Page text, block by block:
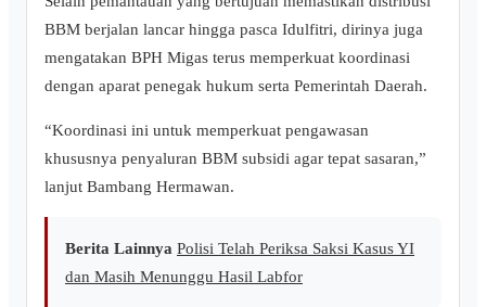
BBM berjalan lancar hingga pasca Idulfitri, dirinya juga
mengatakan BPH Migas terus memperkuat koordinasi
dengan aparat penegak hukum serta Pemerintah Daerah.
“Koordinasi ini untuk memperkuat pengawasan
khususnya penyaluran BBM subsidi agar tepat sasaran,”
lanjut Bambang Hermawan.
Berita Lainnya Polisi Telah Periksa Saksi Kasus YI
dan Masih Menunggu Hasil Labfor